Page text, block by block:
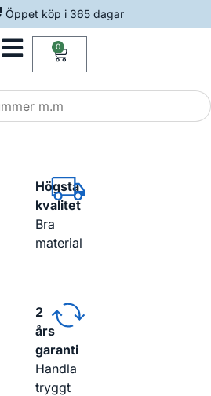
Öppet köp i 365 dagar
0
Högsta
kvalitet
Bra
material
2
års
garanti
Handla
tryggt